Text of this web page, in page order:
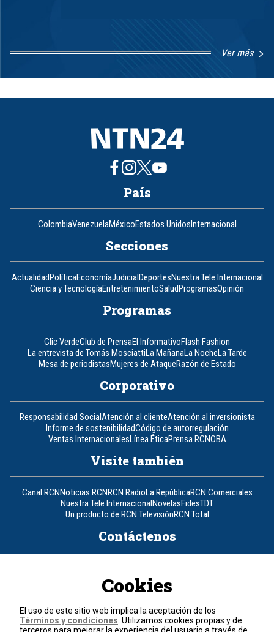
Ver más
8
País
ColombiaVenezuelaMéxicoEstados UnidosInternacional
Secciones
ActualidadPolíticaEconomíaJudicialDeportesNuestra Tele Internacional
Ciencia y TecnologíaEntretenimientoSaludProgramasOpinión
Programas
Clic VerdeClub de PrensaEl InformativoFlash Fashion
La entrevista de Tomás MosciattiLa MañanaLa NocheLa Tarde
Mesa de periodistasMujeres de AtaqueRazón de Estado
Corporativo
Responsabilidad SocialAtención al clienteAtención al inversionista
Informe de sostenibilidadCódigo de autorregulación
Ventas InternacionalesLínea ÉticaPrensa RCNOBA
Visite también
Canal RCNNoticias RCNRCN RadioLa RepúblicaRCN Comerciales
Nuestra Tele InternacionalNovelasFidesTDT
Un producto de RCN TelevisiónRCN Total
Contáctenos
Política de cookies
Términos y condiciones
Cookies
El uso de este sitio web implica la aceptación de los
Términos y condiciones . Utilizamos cookies propias y de